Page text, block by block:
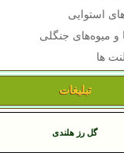
استوایی
و میوه‌های جنگلی
ها
تبلیغات
گل رز هلندی